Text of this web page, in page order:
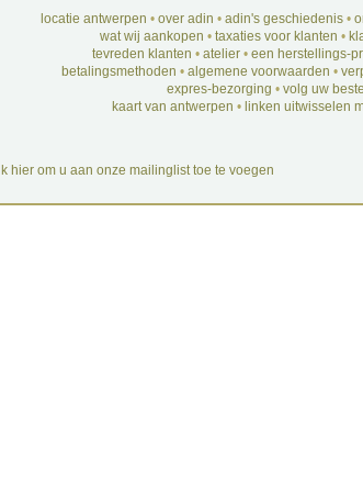
locatie antwerpen • over adin • adin's geschiedenis •
wat wij aankopen • taxaties voor klanten •
tevreden klanten • atelier• een herstellings-
betalingsmethoden • algemene voorwaarden •
expres-bezorging • volg uw
kaart van antwerpen • linken uitwisselen
hier om u aan onze mailinglist toe te voegen